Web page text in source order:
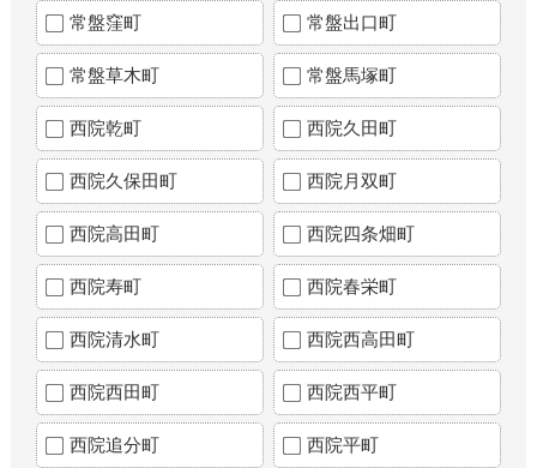
常盤窪町 常盤出口町
常盤草木町 常盤馬塚町
西院乾町 西院久田町
西院久保田町 西院月双町
西院高田町 西院四条畑町
西院寿町 西院春栄町
西院清水町 西院西高田町
西院西田町 西院西平町
西院追分町 西院平町